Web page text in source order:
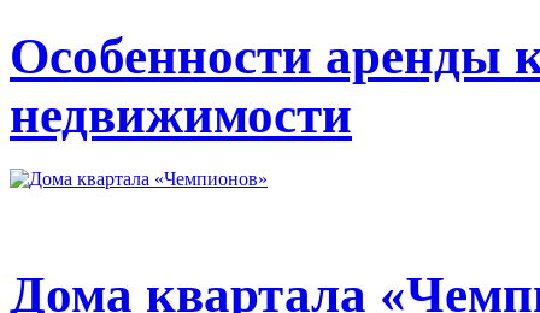
Особенности аренды
недвижимости
Дома квартала